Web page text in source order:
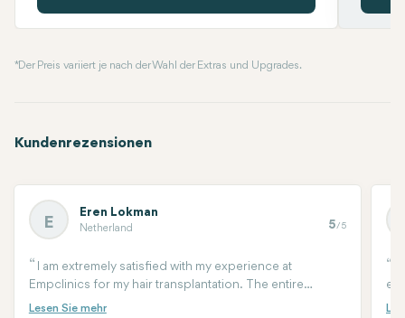
* Der Preis variiert je nach der Wahl der Extras und Upgrades.
Kundenrezensionen
E
Eren Lokman
Netherland 5/5
I am extremely satisfied with my experience at
Empclinics for my hair transplantation. The entire
process was professional, and the team made sure I felt
for